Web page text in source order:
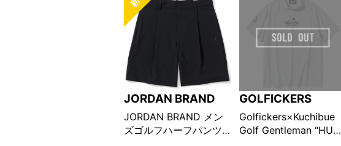
JORDAN BRAND
JORDAN BRAND メン
ズゴルフハーフパンツ
GOLFICKERS
Golfickers×Kuchibue
Golf Gentleman “HUT”